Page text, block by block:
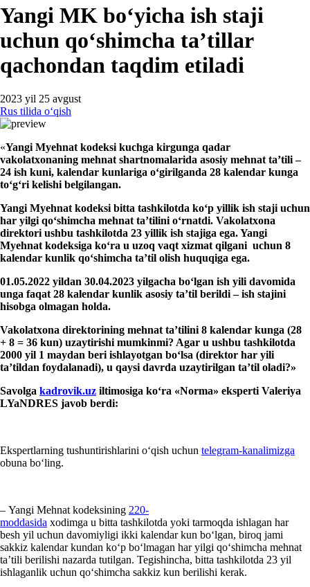
Yangi MK boʻyicha ish staji
uchun qoʻshimcha ta’tillar
qachondan taqdim etiladi
2023 yil 25 avgust
Rus tilida oʻqish
«Yangi Myehnat kodeksi kuchga kirgunga qadar
vakolatхonaning mehnat shartnomalarida asosiy mehnat ta’tili –
24 ish kuni, kalendar kunlariga oʻgirilganda 28 kalendar kunga
toʻgʻri kelishi belgilangan.
Yangi Myehnat kodeksi bitta tashkilotda koʻp yillik ish staji uchun
har yilgi qoʻshimcha mehnat ta’tilini oʻrnatdi. Vakolatхona
direktori ushbu tashkilotda 23 yillik ish stajiga ega. Yangi
Myehnat kodeksiga koʻra u uzoq vaqt хizmat qilgani uchun 8
kalendar kunlik qoʻshimcha ta’til olish huquqiga ega.
01.05.2022 yildan 30.04.2023 yilgacha boʻlgan ish yili davomida
unga faqat 28 kalendar kunlik asosiy ta’til berildi – ish stajini
hisobga olmagan holda.
Vakolatхona direktorining mehnat ta’tilini 8 kalendar kunga (28
+ 8 = 36 kun) uzaytirishi mumkinmi? Agar u ushbu tashkilotda
2000 yil 1 maydan beri ishlayotgan boʻlsa (direktor har yili
ta’tildan foydalanadi), u qaysi davrda uzaytirilgan ta’til oladi?»
Savolga kadrovik.uz iltimosiga koʻra «Norma» eksperti Valeriya
LYaNDRES javob berdi:
Ekspertlarning tushuntirishlarini oʻqish uchun telegram-kanalimizga
obuna boʻling.
– Yangi Mehnat kodeksining 220-
moddasida хodimga u bitta tashkilotda yoki tarmoqda ishlagan har
besh yil uchun davomiyligi ikki kalendar kun boʻlgan, biroq jami
sakkiz kalendar kundan koʻp boʻlmagan har yilgi qoʻshimcha mehnat
ta’tili berilishi nazarda tutilgan. Tegishincha, bitta tashkilotda 23 yil
ishlaganlik uchun qoʻshimcha sakkiz kun berilishi kerak.